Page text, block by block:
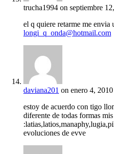
trucha1994 on septiembre
el q quiere retarme me envia
longi_q_onda@hotmail.com
daviana201 on enero 4,
estoy de acuerdo con tigo
diferente de todas formas
evoluciones de evve